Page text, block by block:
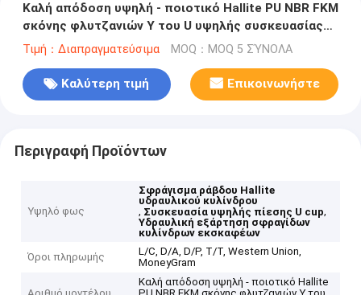
Καλή απόδοση υψηλή - ποιοτικό Hallite PU NBR FKM
σκόνης φλυτζανιών Υ του U υψηλής συσκευασίας
σφραγίδων ράβδων εκσκαφέας υδραυλικό Cylinde
Τιμή：Διαπραγματεύσιμα MOQ：MOQ 5 ΣΎΝΟΛΑ
Καλύτερη τιμή Επικοινωνήστε
Περιγραφή Προϊόντων
Υψηλό φως
Σφράγισμα ράβδου Hallite
υδραυλικού κυλίνδρου
, Συσκευασία υψηλής πίεσης U cup,
Υδραυλική εξάρτηση σφραγίδων
κυλίνδρων εκσκαφέων
Όροι πληρωμής
L/C, D/A, D/P, T/T, Western Union,
MoneyGram
Καλή απόδοση υψηλή - ποιοτικό Hallite